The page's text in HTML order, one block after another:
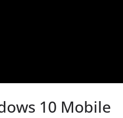
10 Mobile